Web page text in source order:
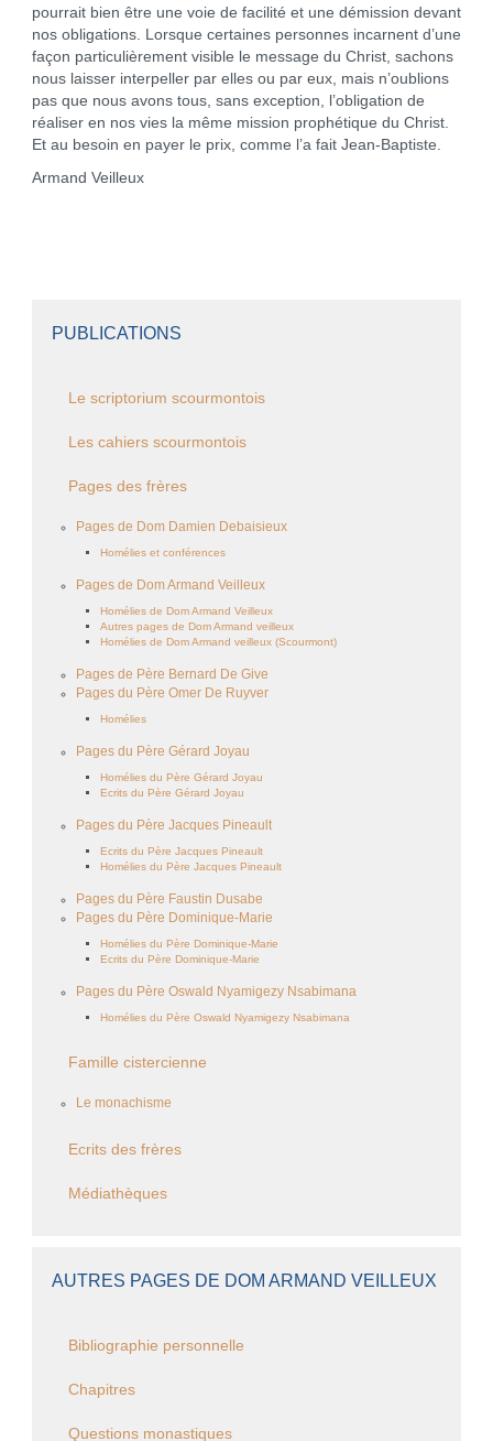
pourrait bien être une voie de facilité et une démission devant
nos obligations. Lorsque certaines personnes incarnent d’une
façon particulièrement visible le message du Christ, sachons
nous laisser interpeller par elles ou par eux, mais n’oublions
pas que nous avons tous, sans exception, l’obligation de
réaliser en nos vies la même mission prophétique du Christ.
Et au besoin en payer le prix, comme l’a fait Jean-Baptiste.
Armand Veilleux
PUBLICATIONS
Le scriptorium scourmontois
Les cahiers scourmontois
Pages des frères
Pages de Dom Damien Debaisieux
Homélies et conférences
Pages de Dom Armand Veilleux
Homélies de Dom Armand Veilleux
Autres pages de Dom Armand veilleux
Homélies de Dom Armand veilleux (Scourmont)
Pages de Père Bernard De Give
Pages du Père Omer De Ruyver
Homélies
Pages du Père Gérard Joyau
Homélies du Père Gérard Joyau
Ecrits du Père Gérard Joyau
Pages du Père Jacques Pineault
Ecrits du Père Jacques Pineault
Homélies du Père Jacques Pineault
Pages du Père Faustin Dusabe
Pages du Père Dominique-Marie
Homélies du Père Dominique-Marie
Ecrits du Père Dominique-Marie
Pages du Père Oswald Nyamigezy Nsabimana
Homélies du Père Oswald Nyamigezy Nsabimana
Famille cistercienne
Le monachisme
Ecrits des frères
Médiathèques
AUTRES PAGES DE DOM ARMAND VEILLEUX
Bibliographie personnelle
Chapitres
Questions monastiques